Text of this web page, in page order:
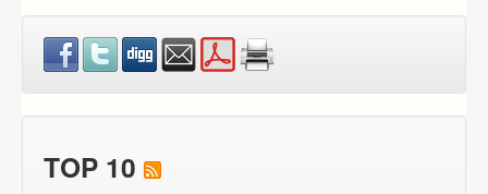
TOP 10